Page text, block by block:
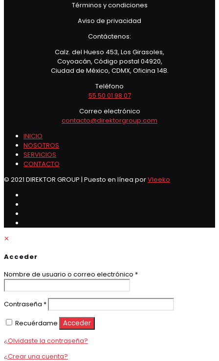
Términos y condiciones
Aviso de privacidad
Contáctenos:
Calz. del Hueso 453, Los Girasoles,
Coyoacán, Código postal 04920,
Ciudad de México, CDMX, Oficina 14B.
Teléfono
55 50 01 98 07
Correo electrónico
contacto@direktorgroup.com
INICIO
NOSOTROS
SERVICIOS
CONTACTO
© 2021 DIREKTOR GROUP | Puesto en línea porVleeko
✕
Acceder
Nombre de usuario o correo electrónico *Obligatorio
Contraseña *Obligatorio
Recuérdame
Acceder
¿Olvidaste la contraseña?
¿Crear una cuenta?